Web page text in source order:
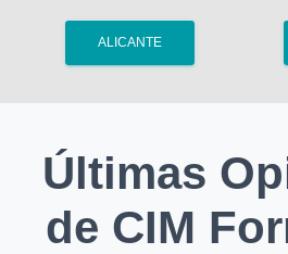
ALICANTE
Últimas
de CIM